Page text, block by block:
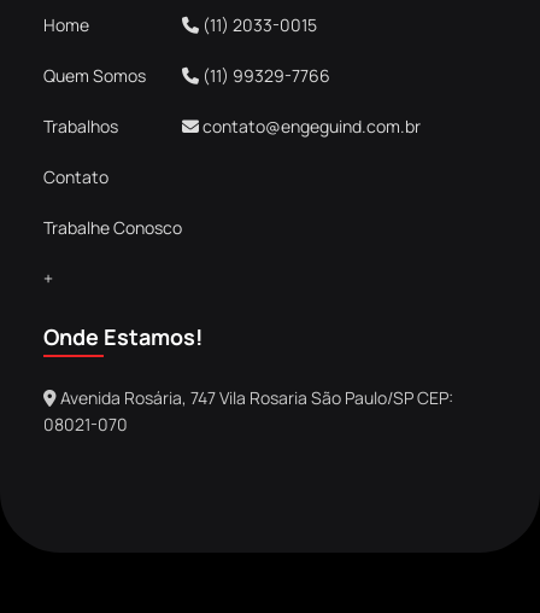
k
a
Home
Quem Somos
Trabalhos
Contato
Trabalhe Conosco
+
(11) 2033-0015
(11) 99329-7766
contato@engeguind.com.br
Onde Estamos!
Avenida Rosária, 747 Vila Rosaria São Paulo/SP CEP:
08021-070